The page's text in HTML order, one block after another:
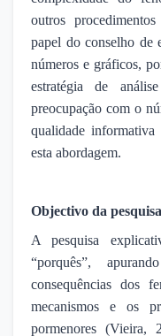
outros
papel do conselho de
números e gráficos,
estratégia de
preocupação com o
qualidade
esta abordagem.
Objectivo da pesquisa
A pesquisa
“porquês”,
consequências dos
mecanismos e os
pormenores (Vieira,